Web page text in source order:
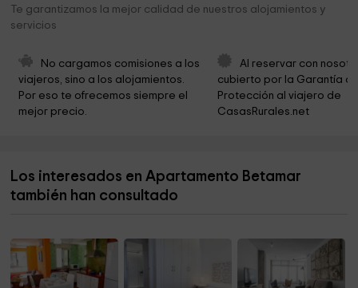
Ayuntamiento de Mutxamel
Ayuntamiento De Mutxamel-Oficina Municipal De
Atención Al Ciudadano
Ayuntamiento de El Campello 4,4 km
Museo Arqueológico de Alicante MARQ
Te garantizamos la mejor calidad de nuestros alojamientos y
servicios
No cargamos comisiones a los
viajeros, sino a los alojamientos.
Por eso te ofrecemos siempre el
mejor precio.
Al reservar con
cubierto por la Garantía
Protección al viajero de
CasasRurales.net
Los interesados en Apartamento Betamar
también han consultado